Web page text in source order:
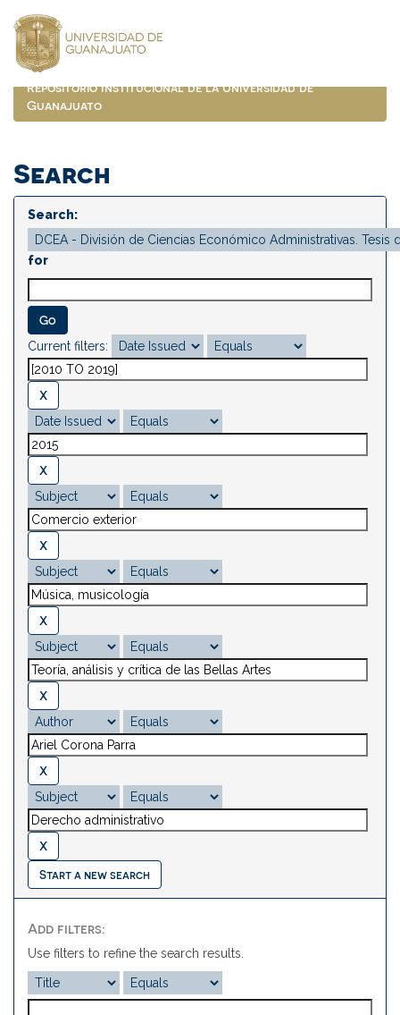
navigation
Repositorio Institucional de la Universidad de
Guanajuato
Search
Search:
for
Current filters:
Start a new search
Add filters:
Use filters to refine the search results.